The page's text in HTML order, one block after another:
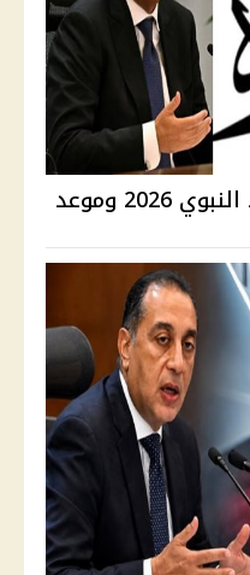
موقف ترحيل إجازة المولد النبوي 2026 وموعد